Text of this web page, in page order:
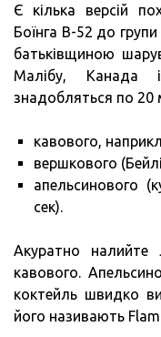
Є кілька версій
Боїнга В-52 до
батьківщиною
Малібу, Канада
знадобляться по 20
кавового,
вершкового
апельсинового
сек).
Акуратно
кавового.
коктейль швидко
його називають